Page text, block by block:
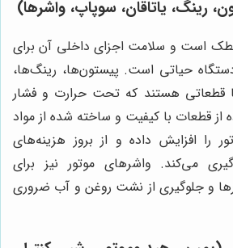
رینگ، یاتاقان، سوپاپ، واشرها)
است و سلامت اجزای داخلی آن برای
حیاتی است. پیستون‌ها، رینگ‌ها،
قطعاتی هستند که تحت حرارت و فشار
از قطعات با کیفیت و ساخته شده از مواد
را افزایش داده و از بروز هزینه‌های
می‌کند. واشرهای موتور نیز برای
و جلوگیری از نشت روغن و آب ضروری